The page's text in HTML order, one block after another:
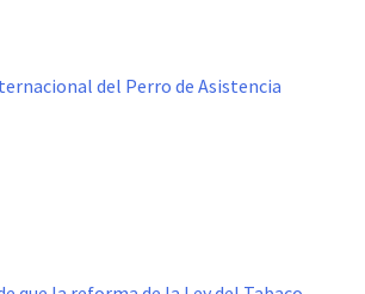
del Perro de Asistencia